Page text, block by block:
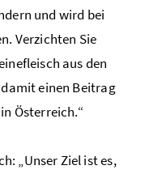
und wird bei
Verzichten Sie
aus den
einen Beitrag
Österreich.“
„Unser Ziel ist es,